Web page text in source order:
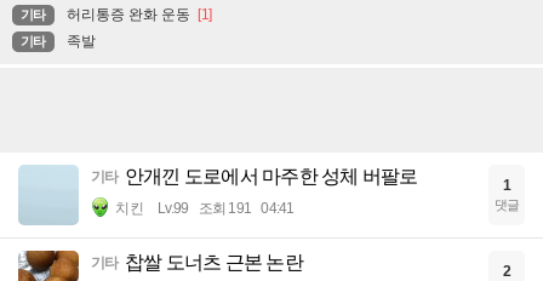
기타 허리통증 완화 운동 [1]
기타 족발
기타 안개낀 도로에서 마주한 성체 버팔로
치킨 Lv.99 조회 191 04:41
1
댓글
기타 찹쌀 도너츠 근본 논란 2